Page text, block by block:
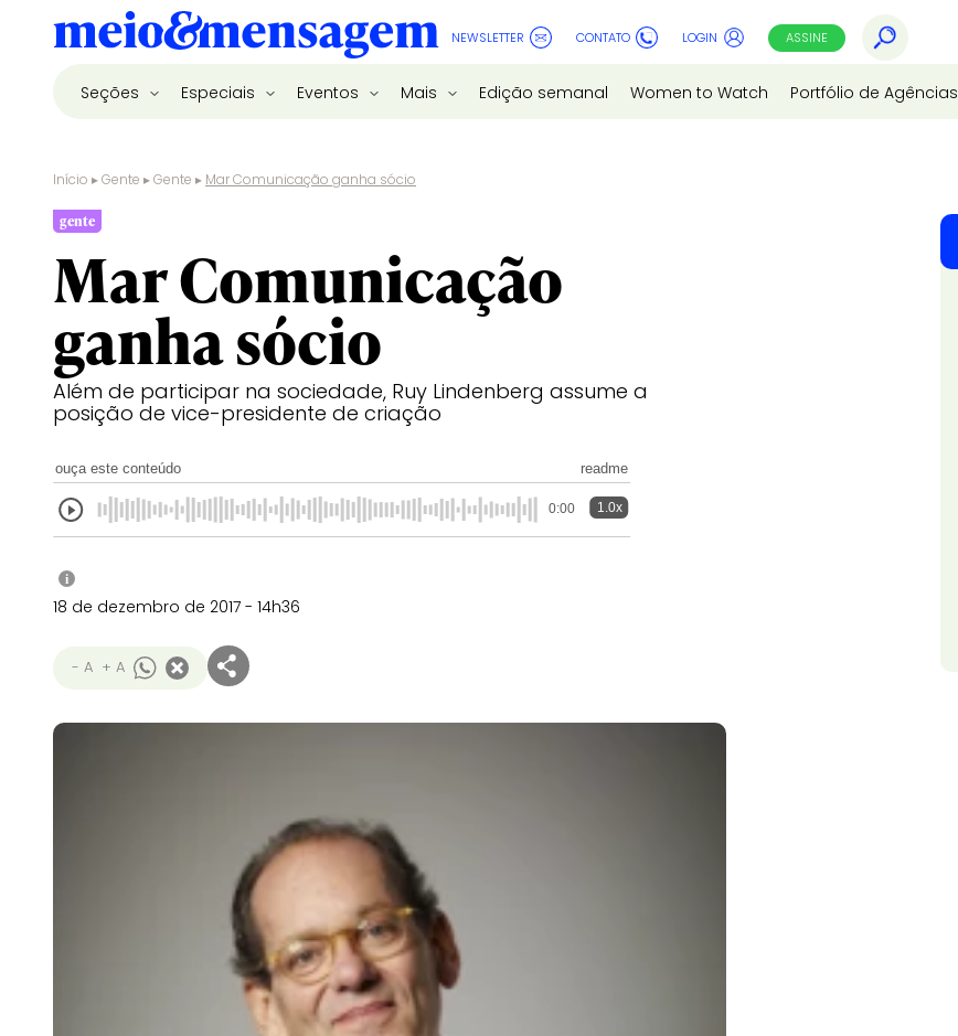
NEWSLETTER CONTATO LOGIN ASSINE
Seções Especiais Eventos Mais Edição semanal Women to Watch Portfólio de Agências
Início ▸Gente ▸Gente ▸ Mar Comunicação ganha sócio
gente
Mar Comunicação
ganha sócio
Além de participar na sociedade, Ruy Lindenberg assume a
posição de vice-presidente de criação
ouça este conteúdo readme
0:00 1.0x
i
18 de dezembro de 2017 - 14h36
- A + A